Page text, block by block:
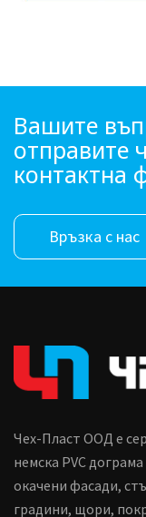
Вашите
отправите
контактна
Връзка с нас
Чех-Пласт ООД е
немска PVC
окачени фасади,
градини, щори,